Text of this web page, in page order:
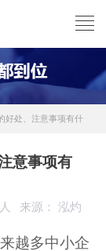
好处、注意事项有什
意事项有
来源： 泓灼
越多中小企